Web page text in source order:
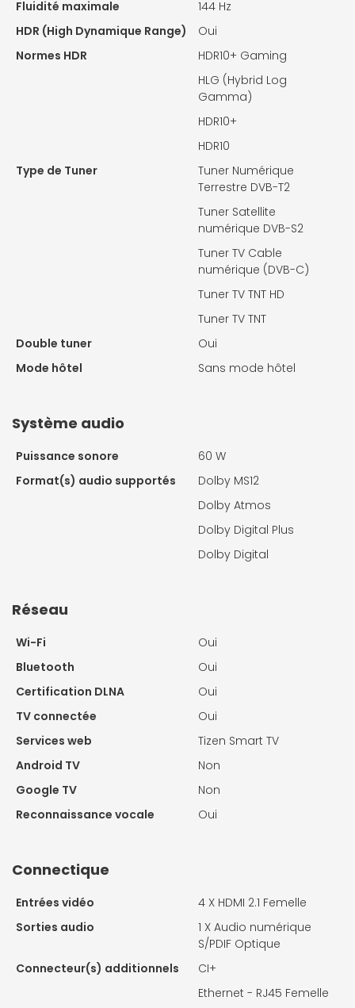
Fluidité maximale
144 Hz
HDR (High Dynamique Range)
Oui
Normes HDR
HDR10+ Gaming
HLG (Hybrid Log
Gamma)
HDR10+
HDR10
Type de Tuner
Tuner Numérique
Terrestre DVB-T2
Tuner Satellite
numérique DVB-S2
Tuner TV Cable
numérique (DVB-C)
Tuner TV TNT HD
Tuner TV TNT
Double tuner
Oui
Mode hôtel
Sans mode hôtel
Système audio
Puissance sonore
60 W
Format(s) audio supportés
Dolby MS12
Dolby Atmos
Dolby Digital Plus
Dolby Digital
Réseau
Wi-Fi
Oui
Bluetooth
Oui
Certification DLNA
Oui
TV connectée
Oui
Services web
Tizen Smart TV
Android TV
Non
Google TV
Non
Reconnaissance vocale
Oui
Connectique
Entrées vidéo 4 X HDMI 2.1 Femelle
Sorties audio
1 X Audio numérique
S/PDIF Optique
Connecteur(s) additionnels
CI+
Ethernet - RJ45 Femelle